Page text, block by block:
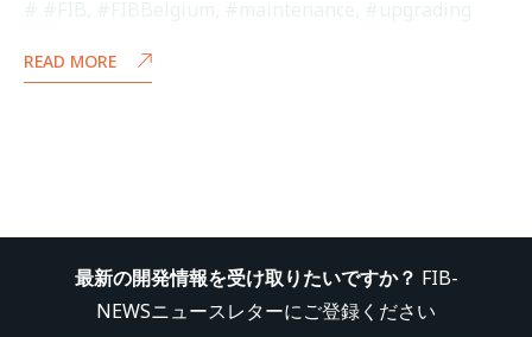
READ MORE
最新の開発情報を受け取りたいですか？ FIB-
NEWSニュースレターにご登録ください